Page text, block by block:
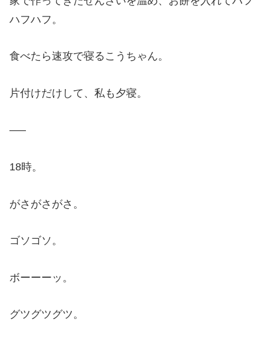
ハフハフ。
食べたら速攻で寝るこうちゃん。
片付けだけして、私も夕寝。
—–
18時。
がさがさがさ。
ゴソゴソ。
ボーーーッ。
グツグツグツ。